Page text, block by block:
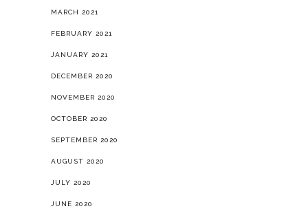
MARCH 2021
FEBRUARY 2021
JANUARY 2021
DECEMBER 2020
NOVEMBER 2020
OCTOBER 2020
SEPTEMBER 2020
AUGUST 2020
JULY 2020
JUNE 2020